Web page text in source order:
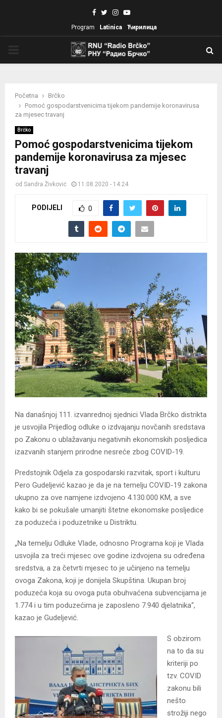
Facebook
TwitterInstagram
Youtube
Program Latinica Ћирилица
Početna
Brčko
Pomoć gospodarstvenicima tijekom pandemije koronavirusa
za mjesec travanj
Brčko
Pomoć gospodarstvenicima tijekom
pandemije koronavirusa za mjesec
travanj
od Sandra Živković 11.08.2020 - 14:24
PODIJELI 0
Na današnjoj 111. izvanrednoj sjednici Vlada Brčko distrikta
je usvojila Prijedlog odluke o izdvajanju novčanih sredstava
po Zakonu o ublažavanju negativnih ekonomskih posljedica
izazvanih stanjem prirodne nesreće zbog COVID-19.
Predstojnik Odjela za gospodarski razvitak, sport i kulturu
Pero Gudeljević kazao je da je na temelju COVID-19 zakona
ukupno za ove namjene izdvojeno 4.130.000 KM, a sve
kako bi se pokušale umanjiti štetne ekonomske posljedice
za poduzeća i poduzetnike u Distriktu.
„Na temelju Odluke Vlade, odnosno Programa koji je Vlada
usvojila za treći mjesec ove godine izdvojena su određena
sredstva, a za četvrti mjesec to je učinjeno na temelju
ovoga Zakona, koji je donijela Skupština. Ukupan broj
poduzeća koja su ovoga puta obuhvaćena subvencijama je
1.774 i u tim poduzećima je zaposleno 7.940 djelatnika“,
kazao je Gudeljević.
S obzirom
na to da su
kriteriji po
tzv. COVID
zakonu bili
nešto
strožiji nego